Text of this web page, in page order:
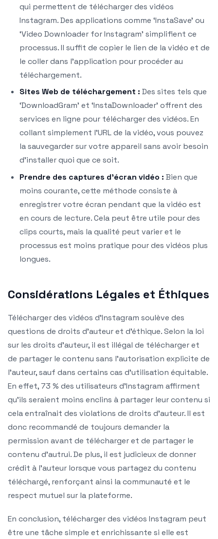
qui permettent de télécharger des vidéos
Instagram. Des applications comme ‘InstaSave’ ou
‘Video Downloader for Instagram’ simplifient ce
processus. Il suffit de copier le lien de la vidéo et de
le coller dans l’application pour procéder au
téléchargement.
Sites Web de téléchargement : Des sites tels que
‘DownloadGram’ et ‘InstaDownloader’ offrent des
services en ligne pour télécharger des vidéos. En
collant simplement l’URL de la vidéo, vous pouvez
la sauvegarder sur votre appareil sans avoir besoin
d’installer quoi que ce soit.
Prendre des captures d’écran vidéo : Bien que
moins courante, cette méthode consiste à
enregistrer votre écran pendant que la vidéo est
en cours de lecture. Cela peut être utile pour des
clips courts, mais la qualité peut varier et le
processus est moins pratique pour des vidéos plus
longues.
Considérations Légales et Éthiques
Télécharger des vidéos d’Instagram soulève des
questions de droits d’auteur et d’éthique. Selon la loi
sur les droits d’auteur, il est illégal de télécharger et
de partager le contenu sans l’autorisation explicite de
l’auteur, sauf dans certains cas d’utilisation équitable.
En effet, 73 % des utilisateurs d’Instagram affirment
qu’ils seraient moins enclins à partager leur contenu si
cela entraînait des violations de droits d’auteur. Il est
donc recommandé de toujours demander la
permission avant de télécharger et de partager le
contenu d’autrui. De plus, il est judicieux de donner
crédit à l’auteur lorsque vous partagez du contenu
téléchargé, renforçant ainsi la communauté et le
respect mutuel sur la plateforme.
En conclusion, télécharger des vidéos Instagram peut
être une tâche simple et enrichissante si elle est